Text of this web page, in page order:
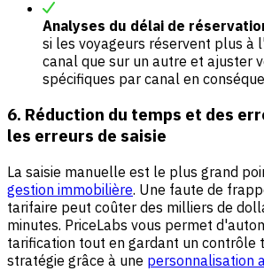
Analyses du délai de
si les voyageurs réservent plus à
canal que sur un autre et ajuster
spécifiques par canal en
6. Réduction du temps et des
les erreurs de saisie
La saisie manuelle est le plus grand
gestion immobilière. Une faute de
tarifaire peut coûter des milliers de
minutes. PriceLabs vous permet
tarification tout en gardant un contrôle
stratégie grâce à une personnalisation